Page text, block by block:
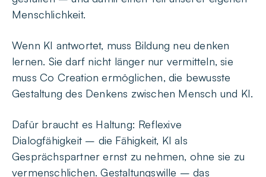
Menschlichkeit.
Wenn KI antwortet, muss Bildung neu denken
lernen. Sie darf nicht länger nur vermitteln, sie
muss Co Creation ermöglichen, die bewusste
Gestaltung des Denkens zwischen Mensch und KI.
Dafür braucht es Haltung: Reflexive
Dialogfähigkeit – die Fähigkeit, KI als
Gesprächspartner ernst zu nehmen, ohne sie zu
vermenschlichen. Gestaltungswille – das